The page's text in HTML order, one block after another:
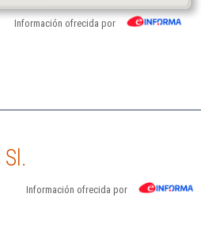
Información ofrecida por
Información ofrecida por